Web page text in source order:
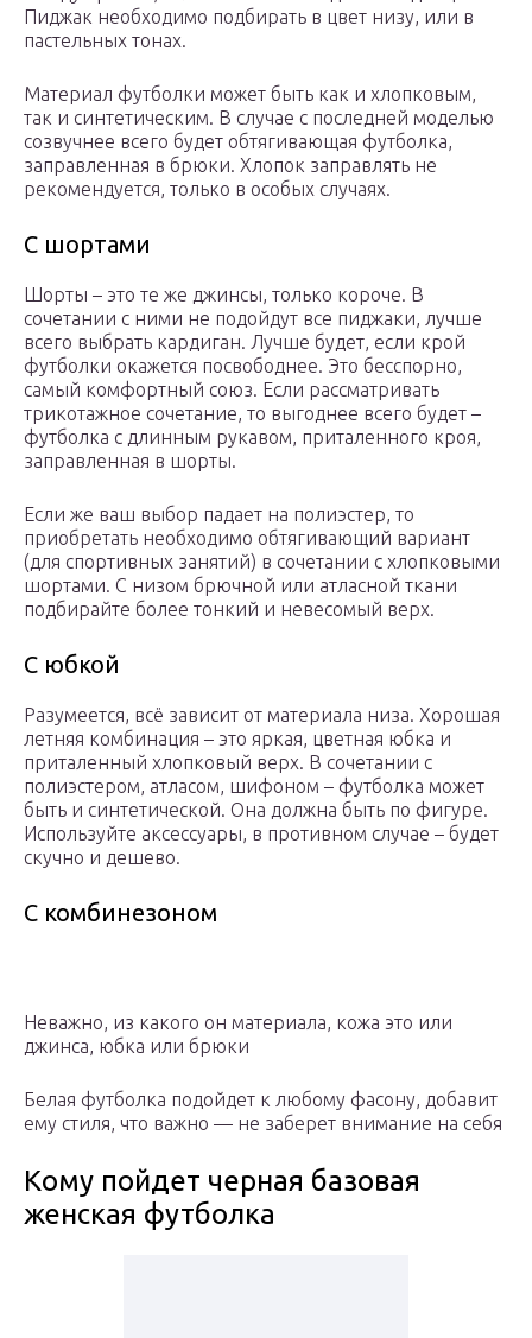
Пиджак необходимо подбирать в цвет низу, или в
пастельных тонах.
Материал футболки может быть как и хлопковым,
так и синтетическим. В случае с последней моделью
созвучнее всего будет обтягивающая футболка,
заправленная в брюки. Хлопок заправлять не
рекомендуется, только в особых случаях.
С шортами
Шорты – это те же джинсы, только короче. В
сочетании с ними не подойдут все пиджаки, лучше
всего выбрать кардиган. Лучше будет, если крой
футболки окажется посвободнее. Это бесспорно,
самый комфортный союз. Если рассматривать
трикотажное сочетание, то выгоднее всего будет –
футболка с длинным рукавом, приталенного кроя,
заправленная в шорты.
Если же ваш выбор падает на полиэстер, то
приобретать необходимо обтягивающий вариант
(для спортивных занятий) в сочетании с хлопковыми
шортами. С низом брючной или атласной ткани
подбирайте более тонкий и невесомый верх.
С юбкой
Разумеется, всё зависит от материала низа. Хорошая
летняя комбинация – это яркая, цветная юбка и
приталенный хлопковый верх. В сочетании с
полиэстером, атласом, шифоном – футболка может
быть и синтетической. Она должна быть по фигуре.
Используйте аксессуары, в противном случае – будет
скучно и дешево.
С комбинезоном
Неважно, из какого он материала, кожа это или
джинса, юбка или брюки
Белая футболка подойдет к любому фасону, добавит
ему стиля, что важно — не заберет внимание на себя
Кому пойдет черная базовая
женская футболка